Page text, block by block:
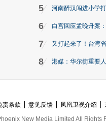
5 河南醉汉闯进小学
6 白宫回应孟晚舟案
7 又打起来了！台湾
8 港媒：华尔街重要
责条款 意见反馈 凤凰卫视介绍
New Media Limited All Rights